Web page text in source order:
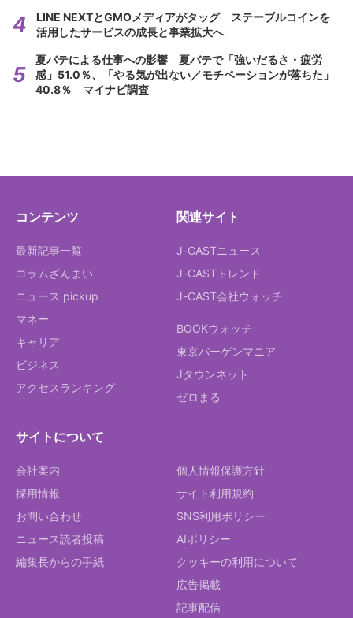
LINE NEXTとGMOメディアがタッグ ステーブルコインを
活用したサービスの成長と事業拡大へ
夏バテによる仕事への影響 夏バテで「強いだるさ・疲労
感」51.0％、「やる気が出ない／モチベーションが落ちた」
40.8％ マイナビ調査
コンテンツ
最新記事一覧
コラムざんまい
ニュース pickup
マネー
キャリア
ビジネス
アクセスランキング
関連サイト
J-CASTニュース
J-CASTトレンド
J-CAST会社ウォッチ
BOOKウォッチ
東京バーゲンマニア
Jタウンネット
ゼロまる
サイトについて
会社案内
採用情報
お問い合わせ
ニュース読者投稿
編集長からの手紙
個人情報保護方針
サイト利用規約
SNS利用ポリシー
AIポリシー
クッキーの利用について
広告掲載
記事配信